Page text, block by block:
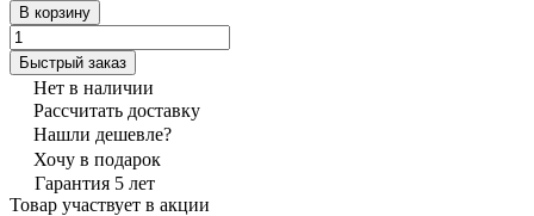
В корзину
Быстрый заказ
Нет в наличии
Рассчитать доставку
Нашли дешевле?
Хочу в подарок
Гарантия 5 лет
Товар участвует в акции